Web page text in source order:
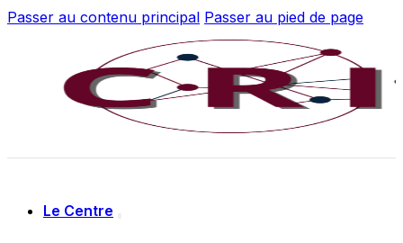
Passer au contenu principal Passer au pied de page
Le Centre